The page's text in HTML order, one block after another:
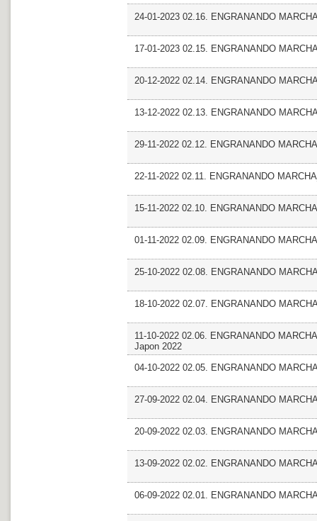
24-01-2023 02.16. ENGRANANDO
17-01-2023 02.15. ENGRANANDO
20-12-2022 02.14. ENGRANANDO
13-12-2022 02.13. ENGRANANDO
29-11-2022 02.12. ENGRANANDO
22-11-2022 02.11. ENGRANANDO
15-11-2022 02.10. ENGRANANDO
01-11-2022 02.09. ENGRANANDO
25-10-2022 02.08. ENGRANANDO
18-10-2022 02.07. ENGRANANDO
11-10-2022 02.06. ENGRANANDO
Japon 2022
04-10-2022 02.05. ENGRANANDO
27-09-2022 02.04. ENGRANANDO
20-09-2022 02.03. ENGRANANDO
13-09-2022 02.02. ENGRANANDO
06-09-2022 02.01. ENGRANANDO